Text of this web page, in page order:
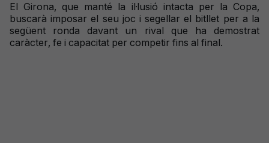
El Girona, que manté la il·lusió intacta per la Copa,
buscarà imposar el seu joc i segellar el bitllet per a la
següent ronda davant un rival que ha demostrat
caràcter, fe i capacitat per competir fins al final.